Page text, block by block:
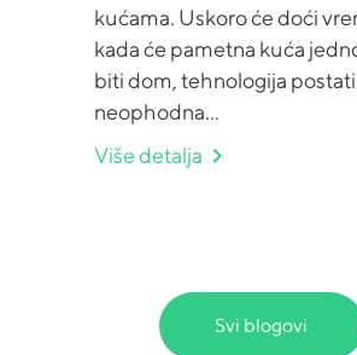
kućama. Uskoro će doći
kada će pametna kuća
biti dom, tehnologija postati
neophodna...
Više detalja chevron_right
Svi blogovi